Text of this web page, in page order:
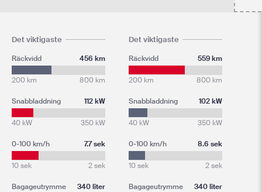
Det viktigaste
Räckvidd 456 km
200 km 800 km
Snabbladdning 112 kW
40 kW 350 kW
0-100 km/h 7.7 sek
10 sek 2 sek
Bagageutrymme 340 liter
Det viktigaste
Räckvidd 559 km
200 km 800 km
Snabbladdning 102 kW
40 kW 350 kW
0-100 km/h 8.6 sek
10 sek 2 sek
Bagageutrymme 340 liter